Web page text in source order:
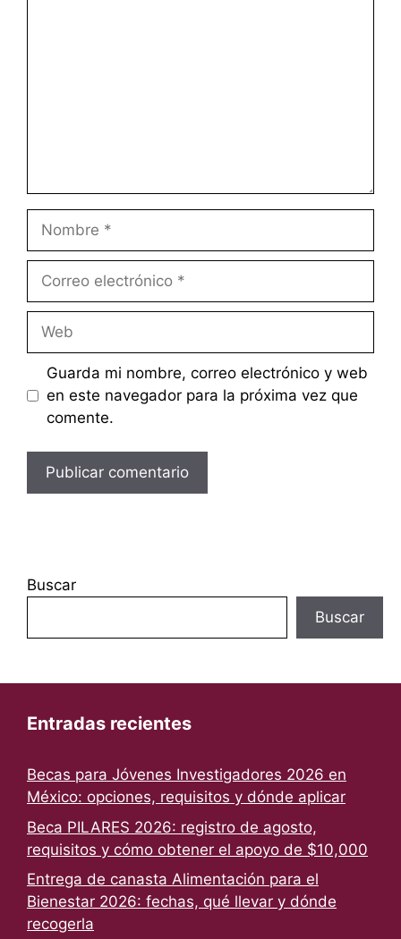
electrónico
Guarda mi nombre, correo electrónico y web
en este navegador para la próxima vez que
comente.
Buscar
Buscar
Entradas recientes
Becas para Jóvenes Investigadores 2026 en
México: opciones, requisitos y dónde aplicar
Beca PILARES 2026: registro de agosto,
requisitos y cómo obtener el apoyo de $10,000
Entrega de canasta Alimentación para el
Bienestar 2026: fechas, qué llevar y dónde
recogerla